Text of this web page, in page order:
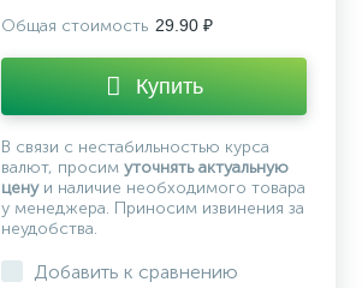
Общая стоимость 29.90 ₽
Купить
В связи с нестабильностью курса
валют, просим уточнять актуальную
ценуи наличие необходимого товара
у менеджера. Приносим извинения за
неудобства.
Добавить к сравнению